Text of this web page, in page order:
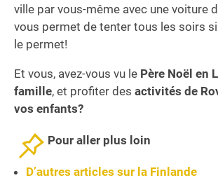
ville par vous-même avec une voiture
vous permet de tenter tous les soirs
le permet!
Et vous, avez-vous vu le Père Noël en
famille, et profiter des activités de
vos enfants?
Pour aller plus loin
D’autres articles sur la Finlande